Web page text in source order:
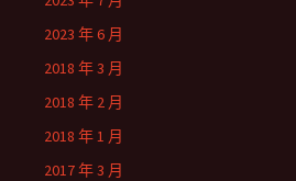
2023 年 6 月
2018 年 3 月
2018 年 2 月
2018 年 1 月
2017 年 3 月